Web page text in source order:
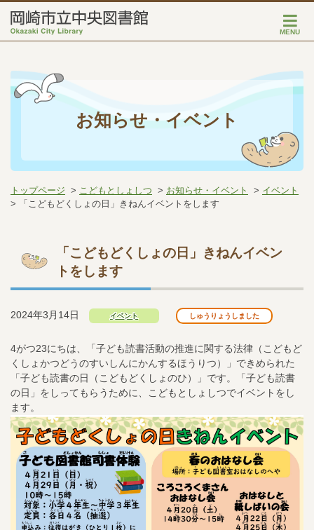
MENU
お知らせ・イベント
トップページ こどもとしょしつ お知らせ・イベント
イベント
「こどもどくしょの日」きねんイベントをします
「こどもどくしょの日」きねんイベン
トをします
2024年3月14日 イベント しゅうりょうしました
4がつ23にちは、「子ども読書活動の推進に関する法律（こどもど
くしょかつどうのすいしんにかんするほうりつ）」できめられた
「子ども読書の日（こどもどくしょのひ）
」です。「子ども読書
の日」をしってもらうために、こどもとしょしつでイベントをし
ます。